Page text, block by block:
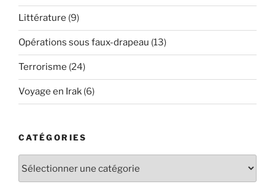
Littérature (9)
Opérations sous faux-drapeau (13)
Terrorisme (24)
Voyage en Irak (6)
CATÉGORIES